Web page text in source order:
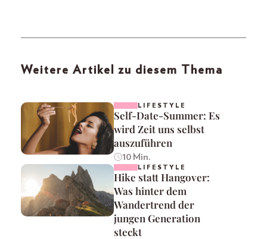
Weitere Artikel zu diesem Thema
LIFESTYLE
Self-Date-Summer: Es
wird Zeit uns selbst
auszuführen
10 Min.
LIFESTYLE
Hike statt Hangover:
Was hinter dem
Wandertrend der
jungen Generation
steckt